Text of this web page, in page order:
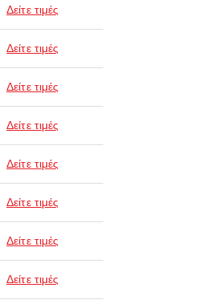
Δείτε τιμές
Δείτε τιμές
Δείτε τιμές
Δείτε τιμές
Δείτε τιμές
Δείτε τιμές
Δείτε τιμές
Δείτε τιμές